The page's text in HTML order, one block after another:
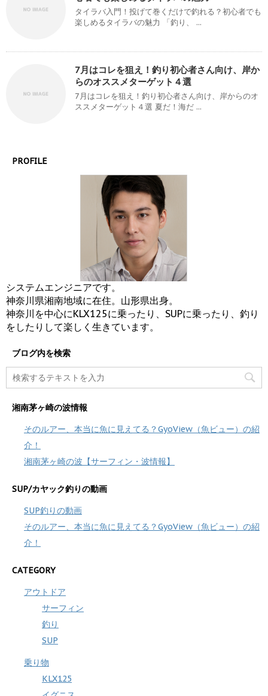
タイラバ入門！投げて巻くだけで釣れる？初心者でも
楽しめるタイラバの魅力 「釣り、 ...
7月はコレを狙え！釣り初心者さん向け、岸か
らのオススメターゲット４選
7月はコレを狙え！釣り初心者さん向け、岸からのオ
ススメターゲット４選 夏だ！海だ ...
PROFILE
システムエンジニアです。
神奈川県湘南地域に在住。山形県出身。
神奈川を中心にKLX125に乗ったり、SUPに乗ったり、釣り
をしたりして楽しく生きています。
ブログ内を検索
湘南茅ヶ崎の波情報
そのルアー、本当に魚に見えてる？GyoView（魚ビュー）の紹
介！
湘南茅ヶ崎の波【サーフィン・波情報】
SUP/カヤック釣りの動画
SUP釣りの動画
そのルアー、本当に魚に見えてる？GyoView（魚ビュー）の紹
介！
CATEGORY
アウトドア
サーフィン
釣り
SUP
乗り物
KLX125